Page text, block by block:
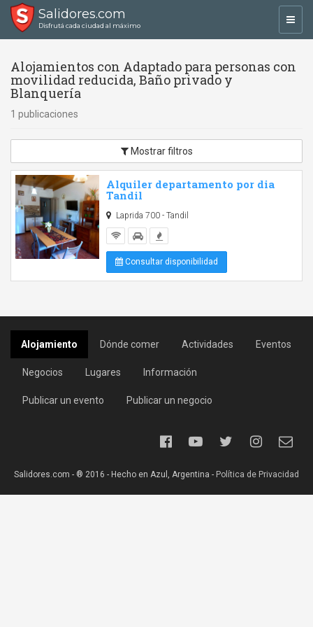
Salidores.com
Disfrutá cada ciudad al máximo
Alojamientos con Adaptado para personas con
movilidad reducida, Baño privado y
Blanquería
1 publicaciones
Mostrar filtros
Alquiler departamento por dia
Tandil
Laprida 700 - Tandil
Consultar disponibilidad
Alojamiento Dónde comer Actividades Eventos
Negocios Lugares Información
Publicar un evento Publicar un negocio
Salidores.com - ® 2016 - Hecho en Azul, Argentina - Política de Privacidad